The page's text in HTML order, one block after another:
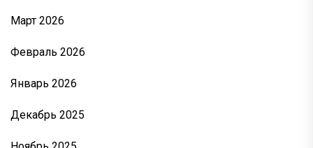
Март 2026
Февраль 2026
Январь 2026
Декабрь 2025